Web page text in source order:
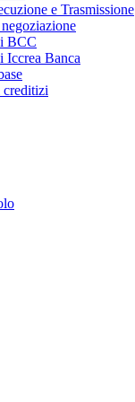
e Trasmissione
BCC
Iccrea Banca
creditizi